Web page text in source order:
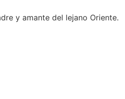
y amante del lejano Oriente.